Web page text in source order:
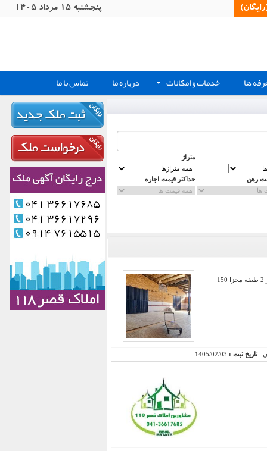
پنجشنبه 15 مرداد 1405
ها + خدمات و امکانات درباره ما تماس با ما
متراژ
رهن حداکثر قیمت اجاره
رهن و اجاره کارخانه مواد غذایی در شهرک صنعتی شاهرود به همراه یک واحد مسکونی یک خوابه و یک واحد اداری در 2 طبقه مجزا 150
تاریخ ثبت : 1405/02/03